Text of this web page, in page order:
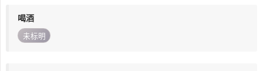
喝酒
未标明